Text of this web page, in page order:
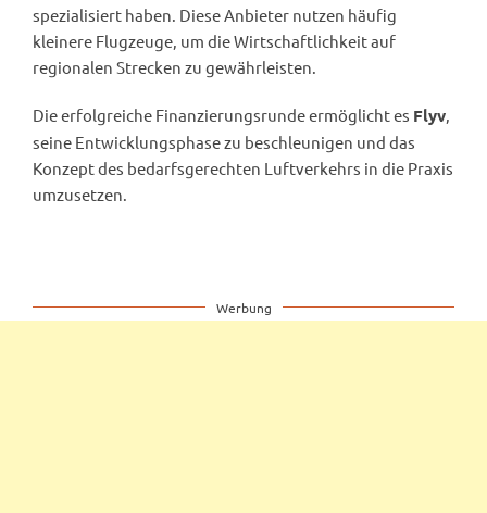
spezialisiert haben. Diese Anbieter nutzen häufig
kleinere Flugzeuge, um die Wirtschaftlichkeit auf
regionalen Strecken zu gewährleisten.
Die erfolgreiche Finanzierungsrunde ermöglicht es Flyv,
seine Entwicklungsphase zu beschleunigen und das
Konzept des bedarfsgerechten Luftverkehrs in die Praxis
umzusetzen.
Werbung